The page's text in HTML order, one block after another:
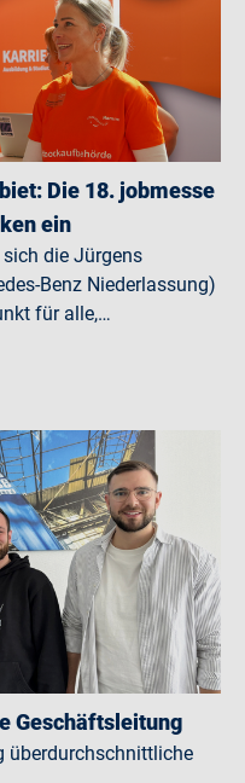
Die 18. jobmesse
ein
die Jürgens
Benz Niederlassung)
für alle,…
Geschäftsleitung
überdurchschnittliche